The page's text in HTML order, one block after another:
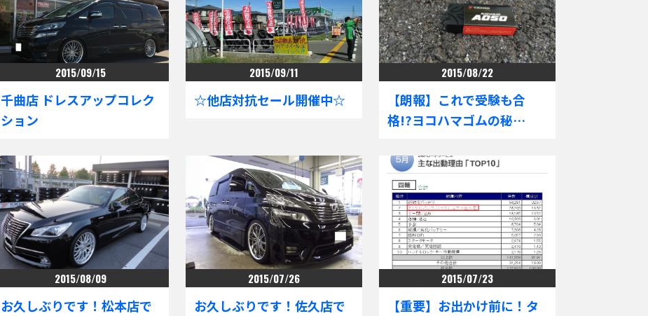
2015/09/15
千曲店 ドレスアップコレク
ション
2015/09/11
☆他店対抗セール開催中☆
2015/08/22
【朗報】これで受験も合
格!?ヨコハマゴムの秘…
2015/08/09
お久しぶりです！松本店で
2015/07/26
お久しぶりです！佐久店で
2015/07/23
【重要】お出かけ前に！タ